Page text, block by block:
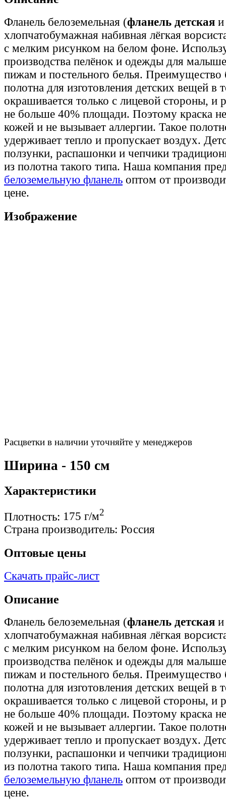
Фланель белоземельная (фланель детская
хлопчатобумажная набивная лёгкая
с мелким рисунком на белом фоне.
производства пелёнок и одежды для
пижам и постельного белья. Преимущество
полотна для изготовления детских вещей в
окрашивается только с лицевой стороны, и
не больше 40% площади. Поэтому краска не
кожей и не вызывает аллергии. Такое
удерживает тепло и пропускает воздух.
ползунки, распашонки и чепчики
из полотна такого типа. Наша компания
белоземельную фланель оптом от
цене.
Изображение
Расцветки в наличии уточняйте у менеджеров
Ширина - 150 см
Характеристики
Плотность: 175 г/м2
Страна производитель: Россия
Оптовые цены
Скачать прайс-лист
Описание
Фланель белоземельная (фланель детская
хлопчатобумажная набивная лёгкая
с мелким рисунком на белом фоне.
производства пелёнок и одежды для
пижам и постельного белья. Преимущество
полотна для изготовления детских вещей в
окрашивается только с лицевой стороны, и
не больше 40% площади. Поэтому краска не
кожей и не вызывает аллергии. Такое
удерживает тепло и пропускает воздух.
ползунки, распашонки и чепчики
из полотна такого типа. Наша компания
белоземельную фланель оптом от
цене.